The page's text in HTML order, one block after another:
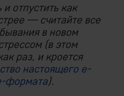
отпустить как
— считайте все
в новом
(в этом
раз, и кроется
настоящего e-
формата).